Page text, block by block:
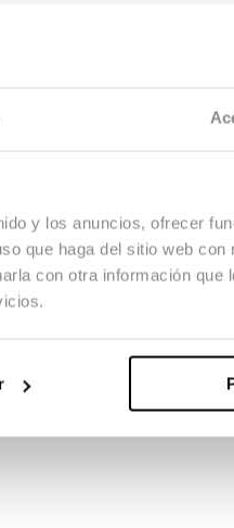
y los anuncios, ofrecer
que haga del sitio web con
con otra información que
puerta sin dudar. Pero la
Flavia Santos Dirección de